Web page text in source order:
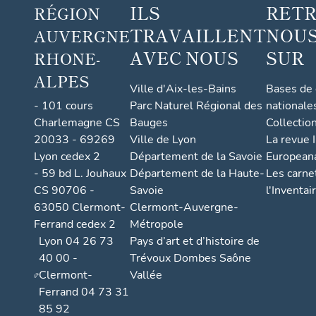
comm
une
RÉGION
AUVERGNE
RHONE-
ALPES
- 101 cours
Charlemagne CS
20033 - 69269
Lyon cedex 2
- 59 bd L. Jouhaux
CS 90706 -
63050 Clermont-
Ferrand cedex 2
Lyon 04 26 73
40 00 -
Clermont-
Ferrand 04 73 31
85 92
ILS
TRAVAILLENT
AVEC NOUS
Ville d'Aix-les-Bains
Parc Naturel Régional des
Bauges
Ville de Lyon
Département de la Savoie
Département de la Haute-
Savoie
Clermont-Auvergne-
Métropole
Pays d’art et d’histoire de
Trévoux Dombes Saône
Vallée
SUR
Bases
La revue
Les